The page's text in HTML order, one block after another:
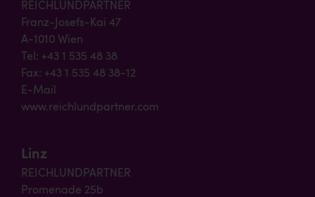
REICHLUNDPARTNER
Franz-Josefs-Kai 47
A-1010 Wien
Tel: +43 1 535 48 38
Fax: +43 1 535 48 38-12
E-Mail
www.reichlundpartner.com
Linz
REICHLUNDPARTNER
Promenade 25b